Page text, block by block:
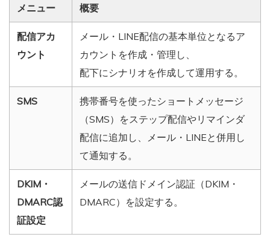
メニュー 概要
配信アカ
ウント
メール・LINE配信の基本単位となるア
カウントを作成・管理し、
配下にシナリオを作成して運用する。
SMS
携帯番号を使ったショートメッセージ
（SMS）をステップ配信やリマインダ
配信に追加し、メール・LINEと併用し
て通知する。
DKIM・
DMARC認
証設定
メールの送信ドメイン認証（DKIM・
DMARC）を設定する。